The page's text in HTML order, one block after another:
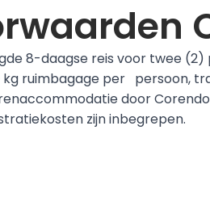
8-daagse reis voor twee
ruimbagage per   persoon,
door
zijn inbegrepen.